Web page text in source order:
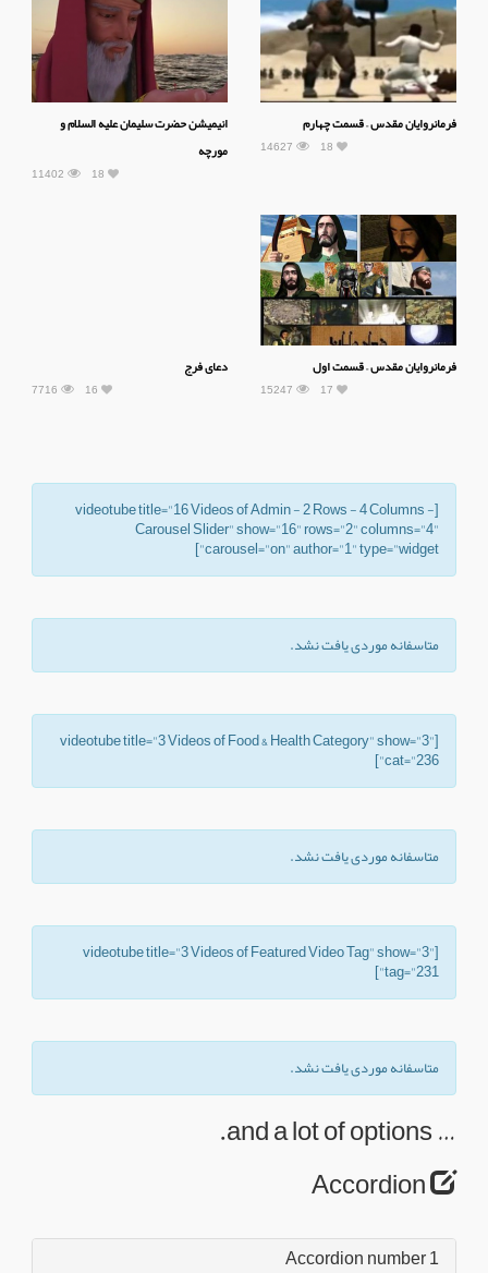
فرمانروایان مقدس – قسمت چهارم
14627 18
انیمیشن حضرت سلیمان علیه السلام و
مورچه
11402 18
فرمانروایان مقدس – قسمت اول
15247 17
دعای فرج
7716 16
[videotube title="16 Videos of Admin - 2 Rows - 4 Columns -
Carousel Slider" show="16" rows="2" columns="4"
carousel="on" author="1" type="widget"]
متاسفانه موردی یافت نشد.
[videotube title="3 Videos of Food & Health Category" show="3"
cat="236"]
متاسفانه موردی یافت نشد.
[videotube title="3 Videos of Featured Video Tag" show="3"
tag="231"]
متاسفانه موردی یافت نشد.
… and a lot of options.
Accordion number 1